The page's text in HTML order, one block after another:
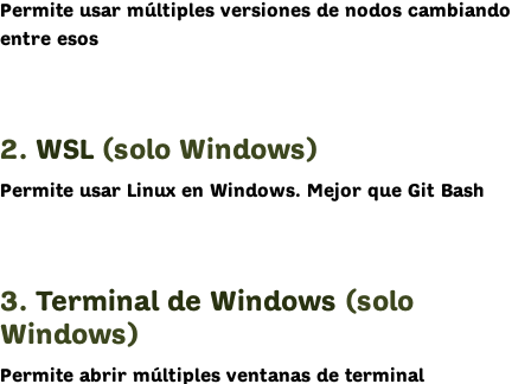
Permite usar múltiples versiones de nodos cambiando
entre esos
2. WSL(solo Windows)
Permite usar Linux en Windows. Mejor que Git Bash
3. Terminal de Windows (solo
Windows)
Permite abrir múltiples ventanas de terminal